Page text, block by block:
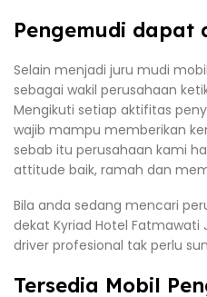
Pengemudi dapat
Selain menjadi juru mudi
sebagai wakil perusahaan
Mengikuti setiap aktifitas
wajib mampu memberikan
sebab itu perusahaan kami
attitude baik, ramah dan
Bila anda sedang mencari
dekat Kyriad Hotel
driver profesional tak perlu
Tersedia Mobil